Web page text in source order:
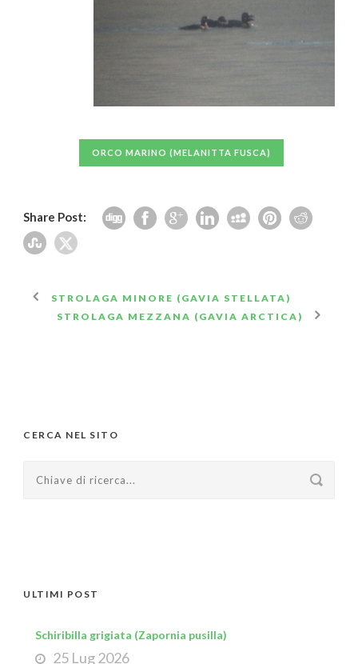
ORCO MARINO (MELANITTA FUSCA)
Share Post:
STROLAGA MINORE (GAVIA STELLATA)
STROLAGA MEZZANA (GAVIA ARCTICA)
CERCA NEL SITO
ULTIMI POST
Schiribilla grigiata (Zapornia pusilla)
25 Lug 2026